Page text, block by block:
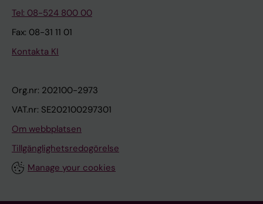
Tel: 08-524 800 00
Fax: 08-31 11 01
Kontakta KI
Org.nr: 202100-2973
VAT.nr: SE202100297301
Om webbplatsen
Tillgänglighetsredogörelse
Manage your cookies